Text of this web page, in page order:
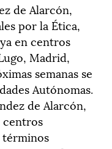
de Alarcón,
por la Ética,
en centros
Madrid,
semanas se
Autónomas.
de Alarcón,
centros
términos